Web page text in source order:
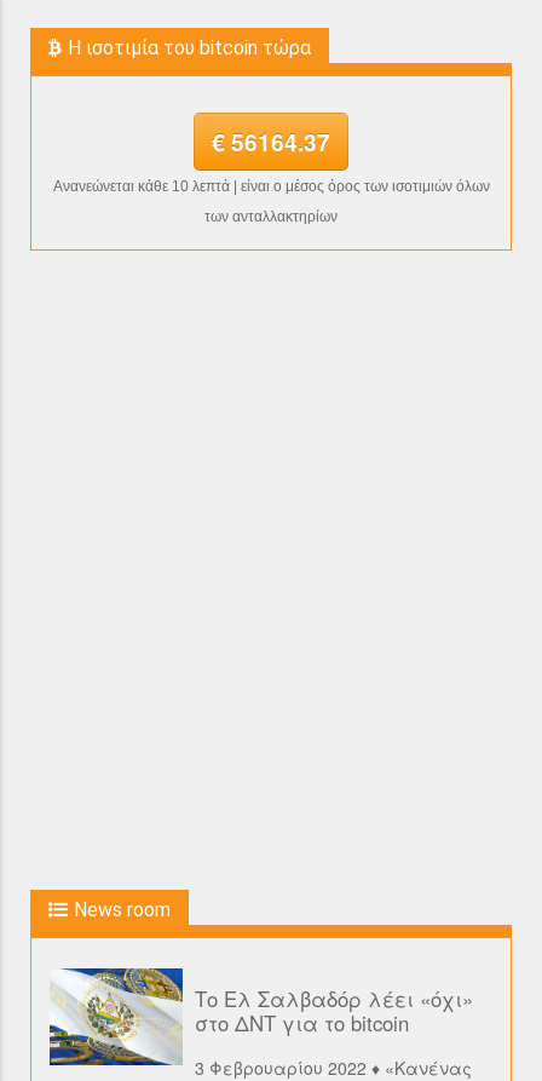
H ισοτιμία του bitcoin τώρα
€ 56164.37
Ανανεώνεται κάθε 10 λεπτά | είναι ο μέσος όρος των ισοτιμιών όλων
των ανταλλακτηρίων
News room
Το Ελ Σαλβαδόρ λέει «όχι»
στο ΔΝΤ για το bitcoin
3 Φεβρουαρίου 2022 ♦ «Κανένας